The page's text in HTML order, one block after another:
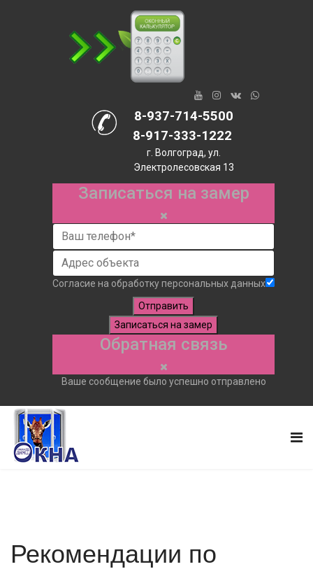
8-937-714-5500
8-917-333-1222
г. Волгоград, ул.
Электролесовская 13
Записаться на замер
Согласие на обработку персональных данных
Отправить
Записаться на замер
Обратная связь
Ваше сообщение было успешно отправлено
Рекомендации по